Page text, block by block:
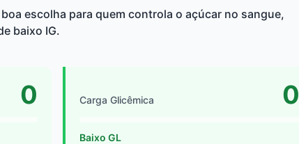
escolha para quem controla o açúcar no sangue,
baixo IG.
0 Carga Glicêmica 0
Baixo GL